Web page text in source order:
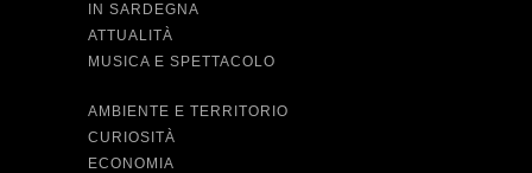
IN SARDEGNA
ATTUALITÀ
MUSICA E SPETTACOLO
AMBIENTE E TERRITORIO
CURIOSITÀ
ECONOMIA